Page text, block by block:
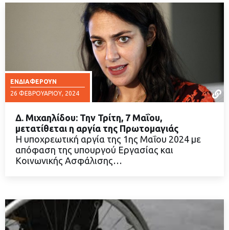
ΕΝΔΙΑΦΈΡΟΥΝ
26 ΦΕΒΡΟΥΑΡΊΟΥ, 2024
ΔΙΑΒΑΣΤΕ ΠΕΡΙΣΣΟΤΕΡΑ
Δ. Μιχαηλίδου: Την Τρίτη, 7 Μαΐου,
μετατίθεται η αργία της Πρωτομαγιάς
H υποχρεωτική αργία της 1ης Μαΐου 2024 με
απόφαση της υπουργού Εργασίας και
Κοινωνικής Ασφάλισης…